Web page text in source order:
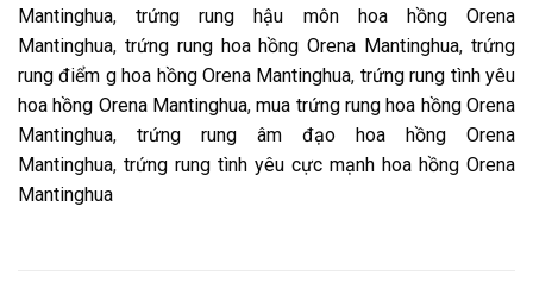
Mantinghua,trứng rung hậu môn hoa hồng Orena
Mantinghua, trứng rung hoa hồng Orena Mantinghua,trứng
rung điểm g hoa hồng Orena Mantinghua, trứng rung tình yêu
hoa hồng Orena Mantinghua,mua trứng rung hoa hồng Orena
Mantinghua, trứng rung âm đạo hoa hồng Orena
Mantinghua, trứng rung tình yêu cực mạnh hoa hồng Orena
Mantinghua